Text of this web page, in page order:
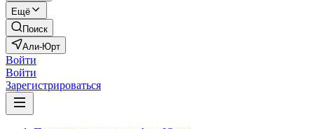
Ещё
Поиск
Али-Юрт
Войти
Войти
Зарегистрироваться